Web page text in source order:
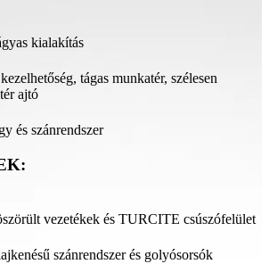
kialakítás
tágas munkatér, szélesen
ajtó
és szánrendszer
vezetékek és TURCITE csúszófelület
szánrendszer és golyósorsók